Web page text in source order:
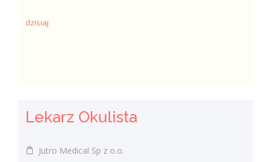
dzisiaj
Lekarz Okulista
Jutro Medical Sp z o.o.